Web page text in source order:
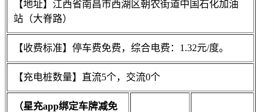
【地址】江西省南昌市西湖区朝农街道中国石化加油
站（大脊路）
【收费标准】停车费免费，综合电费：1.32元/度。
【充电桩数量】直流5个，交流0个
（星充app绑定车牌减免